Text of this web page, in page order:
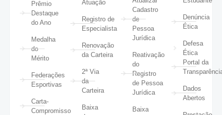
Prêmio
Destaque
do Ano
Medalha
do
Mérito
Federações
Esportivas
Carta-
Compromisso
Atuação
Registro de
Especialista
Renovação
da Carteira
2ª Via
da
Carteira
Baixa
Cadastro
de
Pessoa
Jurídica
Reativação
do
Registro
de Pessoa
Jurídica
Baixa
Denúncia
Ética
Defesa
Ética
Portal da
Dados
Abertos